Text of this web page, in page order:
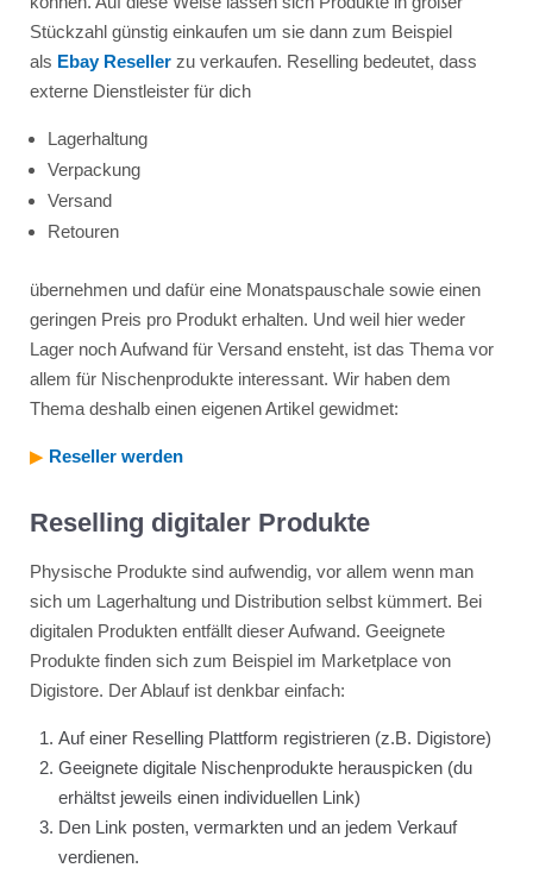
Stückzahl günstig einkaufen um sie dann zum Beispiel
als Ebay Resellerzu verkaufen. Reselling bedeutet, dass
externe Dienstleister für dich
Lagerhaltung
Verpackung
Versand
Retouren
übernehmen und dafür eine Monatspauschale sowie einen
geringen Preis pro Produkt erhalten. Und weil hier weder
Lager noch Aufwand für Versand ensteht, ist das Thema vor
allem für Nischenprodukte interessant. Wir haben dem
Thema deshalb einen eigenen Artikel gewidmet:
▶︎ Reseller werden
Reselling digitaler Produkte
Physische Produkte sind aufwendig, vor allem wenn man
sich um Lagerhaltung und Distribution selbst kümmert. Bei
digitalen Produkten entfällt dieser Aufwand. Geeignete
Produkte finden sich zum Beispiel im Marketplace von
Digistore. Der Ablauf ist denkbar einfach:
Auf einer Reselling Plattform registrieren (z.B. Digistore)
Geeignete digitale Nischenprodukte herauspicken (du
erhältst jeweils einen individuellen Link)
Den Link posten, vermarkten und an jedem Verkauf
verdienen.